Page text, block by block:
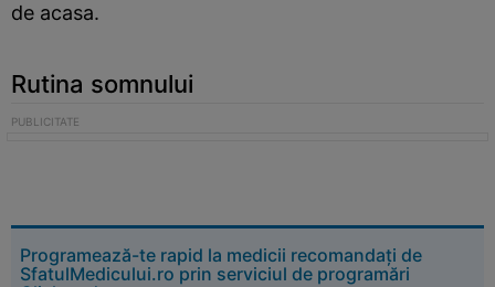
de acasa.
Rutina somnului
Programează-te rapid la medicii recomandați de
SfatulMedicului.ro prin serviciul de programări